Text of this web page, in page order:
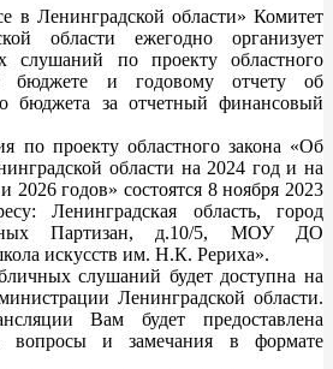
в Ленинградской области» Комитет
области ежегодно организует
слушаний по проекту областного
бюджете и годовому отчету об
бюджета за отчетный финансовый
проекту областного закона «Об
области на 2024 год и на
годов» состоятся 8 ноября 2023
Ленинградская область, город
Партизан, д.10/5, МОУ ДО
искусств им. Н.К. Рериха».
слушаний будет доступна на
Ленинградской области.
Вам будет предоставлена
вопросы и замечания в формате